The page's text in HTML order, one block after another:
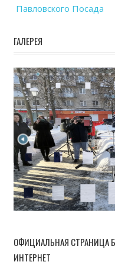
Павловского Посада
ГАЛЕРЕЯ
ОФИЦИАЛЬНАЯ СТРАНИЦА
ИНТЕРНЕТ